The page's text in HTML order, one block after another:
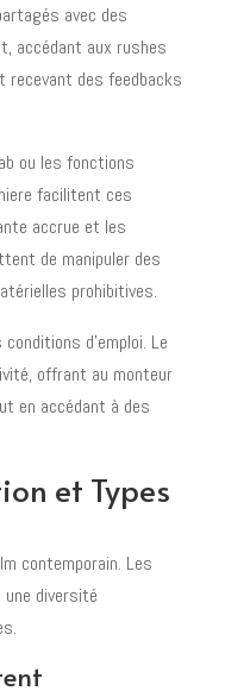
avec des
accédant aux rushes
des feedbacks
ou les fonctions
facilitent ces
accrue et les
de manipuler des
prohibitives.
d'emploi. Le
offrant au monteur
en accédant à des
et Types
contemporain. Les
diversité